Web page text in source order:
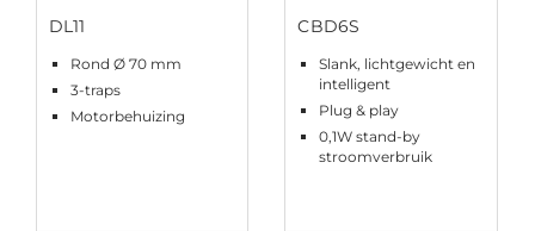
DL11
Rond Ø 70 mm
3-traps
Motorbehuizing
CBD6S
Slank, lichtgewicht en
intelligent
Plug & play
0,1W stand-by
stroomverbruik